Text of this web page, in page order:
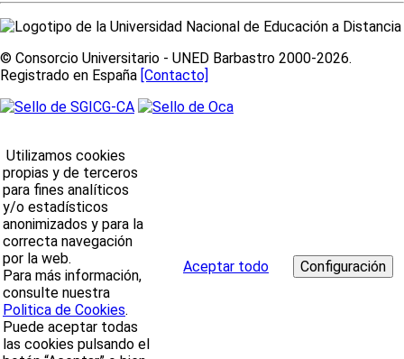
© Consorcio Universitario - UNED Barbastro 2000-2026.
Registrado en España [Contacto]
Utilizamos cookies
propias y de terceros
para fines analíticos
y/o estadísticos
anonimizados y para la
correcta navegación
por la web.
Para más información,
consulte nuestra
Politica de Cookies.
Puede aceptar todas
las cookies pulsando el
Aceptar todo